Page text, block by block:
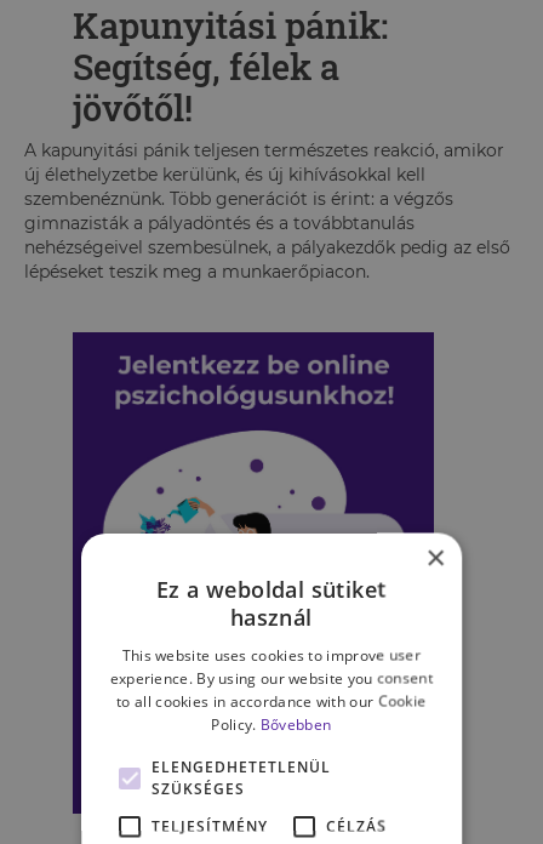
Kapunyitási pánik:
Segítség, félek a
jövőtől!
A kapunyitási pánik teljesen természetes reakció, amikor
új élethelyzetbe kerülünk, és új kihívásokkal kell
szembenéznünk. Több generációt is érint: a végzős
gimnazisták a pályadöntés és a továbbtanulás
nehézségeivel szembesülnek, a pályakezdők pedig az első
lépéseket teszik meg a munkaerőpiacon.
×
Ez a weboldal sütiket
használ
This website uses cookies to improve user
experience. By using our website you consent
to all cookies in accordance with our Cookie
Policy. Bővebben
ELENGEDHETETLENÜL
SZÜKSÉGES
TELJESÍTMÉNY
CÉLZÁS